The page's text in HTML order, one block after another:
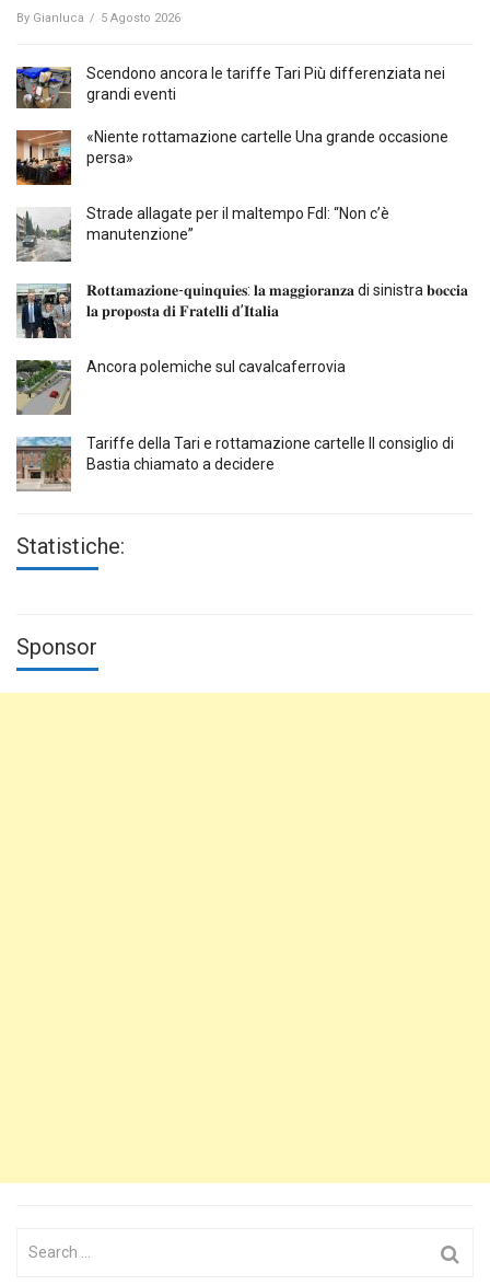
By Gianluca / 5 Agosto 2026
Scendono ancora le tariffe Tari Più differenziata nei
grandi eventi
«Niente rottamazione cartelle Una grande occasione
persa»
Strade allagate per il maltempo FdI: “Non c’è
manutenzione”
𝐑𝐨𝐭𝐭𝐚𝐦𝐚𝐳𝐢𝐨𝐧𝐞-𝐪𝐮i𝐧𝐪𝐮𝐢𝐞𝐬: 𝐥𝐚 𝐦𝐚𝐠𝐠𝐢𝐨𝐫𝐚𝐧𝐳𝐚 di sinistra 𝐛𝐨𝐜𝐜𝐢𝐚
𝐥𝐚 𝐩𝐫𝐨𝐩𝐨𝐬𝐭𝐚 𝐝𝐢 𝐅𝐫𝐚𝐭𝐞𝐥𝐥𝐢 𝐝’𝐈𝐭𝐚𝐥𝐢𝐚
Ancora polemiche sul cavalcaferrovia
Tariffe della Tari e rottamazione cartelle Il consiglio di
Bastia chiamato a decidere
Statistiche:
Sponsor
Search